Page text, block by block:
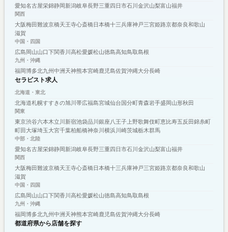
愛知名古屋栄錦静岡新潟岐阜長野三重四日市石川 金沢山梨富山福井
関西
大阪梅田難波京橋天王寺心斎橋日本橋十三兵庫神戸三宮姫路京都奈良和歌山
滋賀
中国・四国
広島 岡山山口下関香川 高松愛媛松山徳島高知鳥取島根
九州・沖縄
福岡博多北九州中洲 天神熊本宮崎鹿児島佐賀沖縄大分長崎
セラピスト求人
北海道・東北
北海道札幌すすきの旭川 帯広福島宮城仙台 国分町青森岩手盛岡山形秋田
関東
東京渋谷六本木立川 新宿池袋品川 銀座八王子上野歌舞伎町恵比寿五反田錦糸町
町田大塚埼玉大宮千葉柏船橋神奈川 横浜川崎茨城栃木群馬
中部・北陸
愛知名古屋栄錦静岡新潟岐阜長野三重四日市石川 金沢山梨富山福井
関西
大阪梅田難波京橋天王寺心斎橋日本橋十三兵庫神戸三宮姫路京都奈良和歌山
滋賀
中国・四国
広島 岡山山口下関香川 高松愛媛松山徳島高知鳥取島根
九州・沖縄
福岡博多北九州中洲 天神熊本宮崎鹿児島佐賀沖縄大分長崎
都道府県から店舗を探す